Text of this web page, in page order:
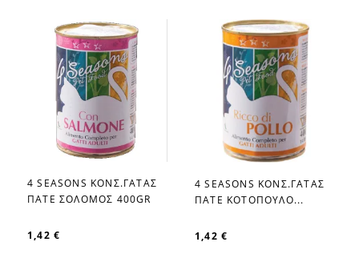
favorite_border
4 SEASONS ΚΟΝΣ.ΓΑΤΑΣ
ΠΑΤΕ ΣΟΛΟΜΟΣ 400GR
1,42 €
favorite_border
4 SEASONS ΚΟΝΣ.ΓΑΤΑΣ
ΠΑΤΕ ΚΟΤΟΠΟΥΛΟ...
1,42 €